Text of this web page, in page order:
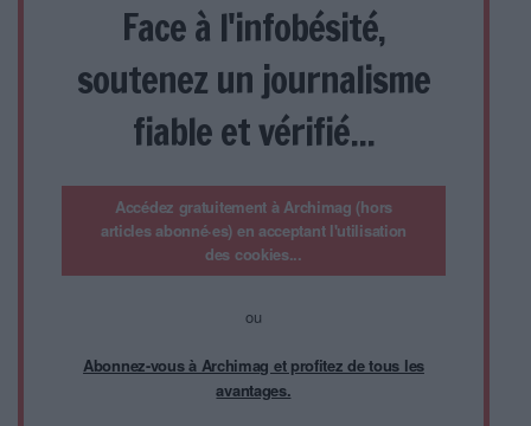
Face à l'infobésité,
soutenez un journalisme
fiable et vérifié...
Accédez gratuitement à Archimag (hors
articles abonné·es) en acceptant l'utilisation
des cookies...
ou
Abonnez-vous à Archimag et profitez de tous les
avantages.